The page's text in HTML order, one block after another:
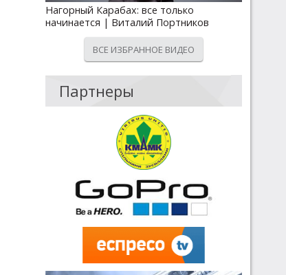
Нагорный Карабах: все только
начинается | Виталий Портников
ВСЕ ИЗБРАННОЕ ВИДЕО
Партнеры